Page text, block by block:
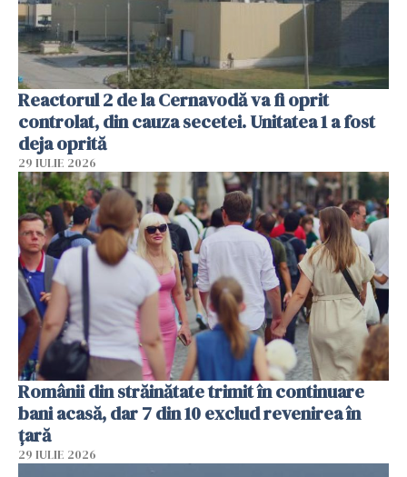
Reactorul 2 de la Cernavodă va fi oprit
controlat, din cauza secetei. Unitatea 1 a fost
deja oprită
29 IULIE 2026
Românii din străinătate trimit în continuare
bani acasă, dar 7 din 10 exclud revenirea în
țară
29 IULIE 2026